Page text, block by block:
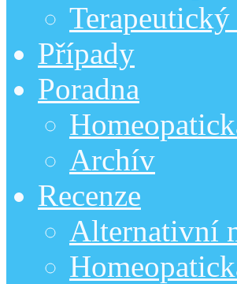
Případy
Poradna
Archív
Recenze
Alternativní